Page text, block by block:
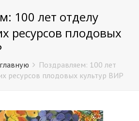
Menu
100 лет отделу
ресурсов плодовых
Поздравляем: 100 лет
ресурсов плодовых культур ВИР